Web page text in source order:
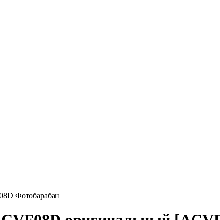
Фотобарабан